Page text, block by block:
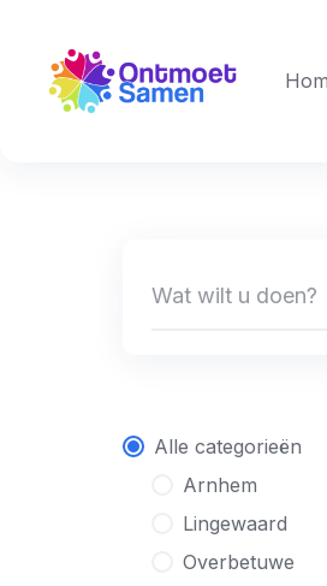
content
Alle categorieën
Arnhem
Lingewaard
Overbetuwe